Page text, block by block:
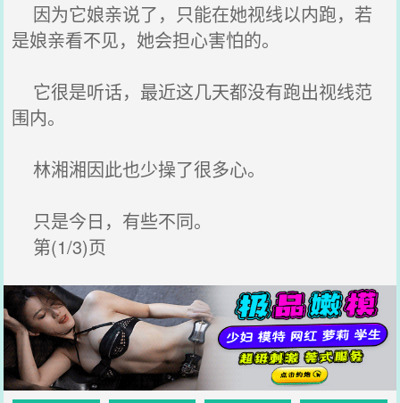
因为它娘亲说了，只能在她视线以内跑，若
是娘亲看不见，她会担心害怕的。
它很是听话，最近这几天都没有跑出视线范
围内。
林湘湘因此也少操了很多心。
只是今日，有些不同。
第(1/3)页